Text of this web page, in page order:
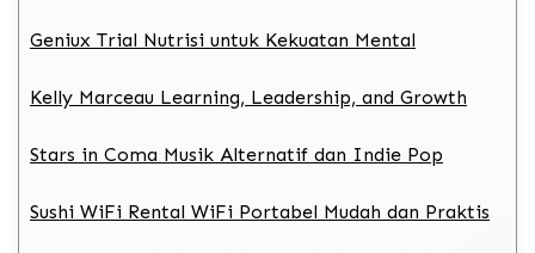
Geniux Trial Nutrisi untuk Kekuatan Mental
Kelly Marceau Learning, Leadership, and Growth
Stars in Coma Musik Alternatif dan Indie Pop
Sushi WiFi Rental WiFi Portabel Mudah dan Praktis